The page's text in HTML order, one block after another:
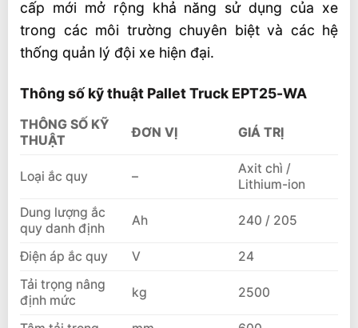
cấp mới mở rộng khả năng sử dụng của xe
trong các môi trường chuyên biệt và các hệ
thống quản lý đội xe hiện đại.
Thông số kỹ thuật Pallet Truck EPT25-WA
THÔNG SỐ KỸ
THUẬT
ĐƠN VỊ GIÁ TRỊ
Loại ắc quy –
Axit chì /
Lithium-ion
Dung lượng ắc
quy danh định
Ah 240 / 205
Điện áp ắc quy V
24
Tải trọng nâng
định mức
kg 2500